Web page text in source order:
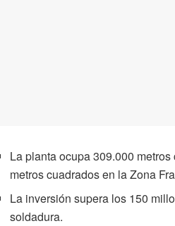
La planta ocupa 309.000
metros cuadrados en la Zona
La inversión supera los 150
soldadura.